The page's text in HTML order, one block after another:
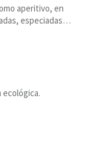
aperitivo, en
especiadas…